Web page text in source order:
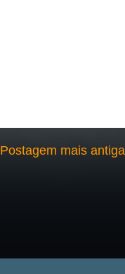
Postagem mais antiga